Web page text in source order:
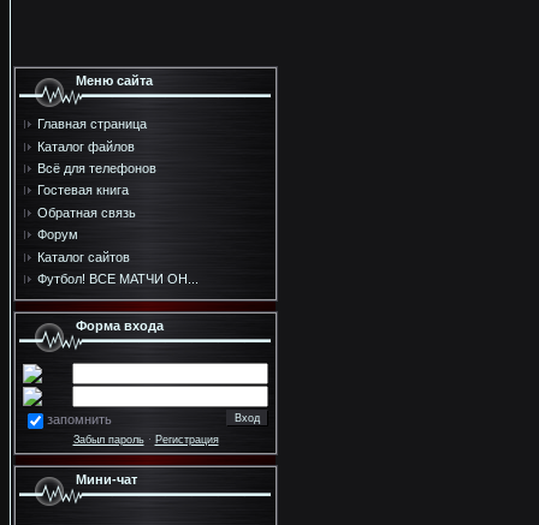
Меню сайта
Главная страница
Каталог файлов
Всё для телефонов
Гостевая книга
Обратная связь
Форум
Каталог сайтов
Футбол! ВСЕ МАТЧИ ОН...
Форма входа
запомнить
Забыл пароль· Регистрация
Мини-чат